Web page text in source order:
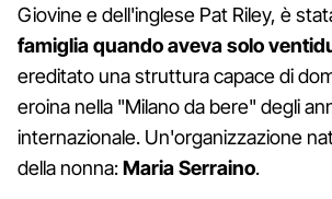
Giovine e dell'inglese Pat Riley, è
famiglia quando aveva solo
ereditato una struttura capace di
eroina nella "Milano da bere" degli
internazionale. Un'organizzazione
della nonna:Maria Serraino.